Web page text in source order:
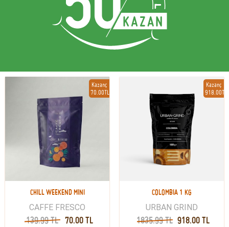
Kazanç
70.00TL
CHILL WEEKEND MINI
CAFFE FRESCO
139.99 TL 70.00 TL
Kazanç
918.00TL
COLOMBIA 1 KG
URBAN GRIND
1835.99 TL 918.00 TL